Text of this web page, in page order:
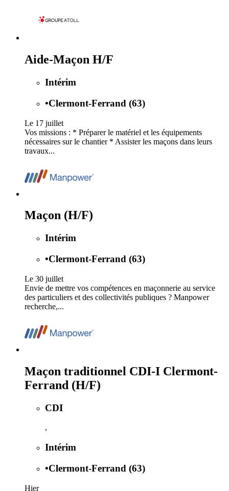
Aide-Maçon H/F
Intérim
•Clermont-Ferrand (63)
Le 17 juillet
Vos missions : * Préparer le matériel et les équipements
nécessaires sur le chantier * Assister les maçons dans leurs
travaux...
Maçon (H/F)
Intérim
•Clermont-Ferrand (63)
Le 30 juillet
Envie de mettre vos compétences en maçonnerie au service
des particuliers et des collectivités publiques ? Manpower
recherche,...
Maçon traditionnel CDI-I Clermont-
Ferrand (H/F)
CDI
,
Intérim
•Clermont-Ferrand (63)
Hier